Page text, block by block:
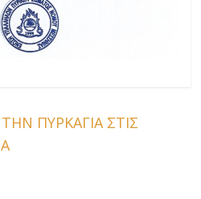
ΠΥΡΚΑΓΙΑ ΣΤΙΣ